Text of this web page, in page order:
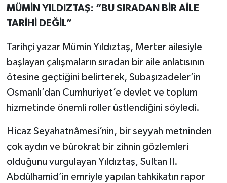
MÜMİN YILDIZTAŞ: “BU SIRADAN BİR AİLE
TARİHİ DEĞİL”
Tarihçi yazar Mümin Yıldıztaş, Merter ailesiyle
başlayan çalışmaların sıradan bir aile anlatısının
ötesine geçtiğini belirterek, Subaşızadeler’in
Osmanlı’dan Cumhuriyet’e devlet ve toplum
hizmetinde önemli roller üstlendiğini söyledi.
Hicaz Seyahatnâmesi’nin, bir seyyah metninden
çok aydın ve bürokrat bir zihnin gözlemleri
olduğunu vurgulayan Yıldıztaş, Sultan II.
Abdülhamid’in emriyle yapılan tahkikatın rapor